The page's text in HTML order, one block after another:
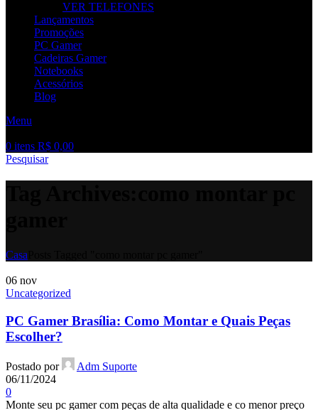
VER TELEFONES
Lançamentos
Promoções
PC Gamer
Cadeiras Gamer
Notebooks
Acessórios
Blog
Menu
0 itens R$ 0,00
Pesquisar
Casa
06 nov
Uncategorized
PC Gamer Brasília: Como Montar e Quais Peças
Escolher?
Postado por
Adm Suporte
06/11/2024
0
Monte seu pc gamer com peças de alta qualidade e co menor preço